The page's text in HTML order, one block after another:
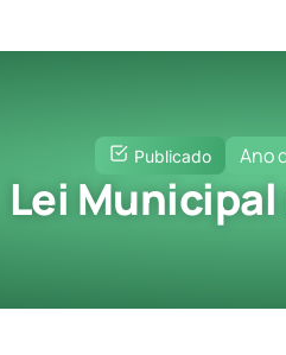
Publicado Ano
Lei Municipal